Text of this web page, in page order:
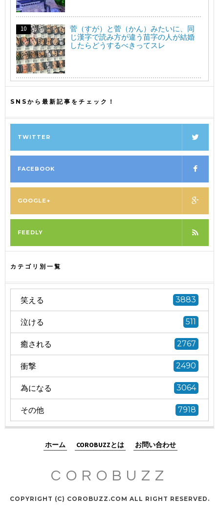
菅（すが）と菅（かん）みたいに、同
じ漢字で読み方が違う苗字の人が結婚
したらどうするべきってスレ
SNSから最新記事をチェック！
TWITTER
FACEBOOK
GOOGLE+
FEEDLY
カテゴリ別一覧
笑える 3883
泣ける 511
癒される 2767
衝撃 2490
為になる 3064
その他 7918
ホーム COROBUZZとは お問い合わせ
COROBUZZ
COPYRIGHT (C) COROBUZZ.COM ALL RIGHT RESERVED.